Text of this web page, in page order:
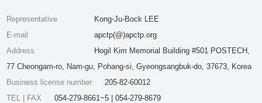
Representative
Kong-Ju-Bock LEE
E-mail
apctp(@)apctp.org
Address
Hogil Kim Memorial Building #501 POSTECH,
77 Cheongam-ro, Nam-gu, Pohang-si, Gyeongsangbuk-do, 37673, Korea
Business license number
205-82-60012
TEL | FAX
054-279-8661~5 | 054-279-8679